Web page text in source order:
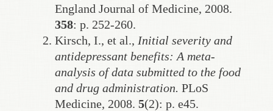
England Journal of Medicine, 2008.
358: p. 252-260.
Kirsch, I., et al., Initial severity and
antidepressant benefits: A meta-
analysis of data submitted to the food
and drug administration. PLoS
Medicine, 2008. 5(2): p. e45.